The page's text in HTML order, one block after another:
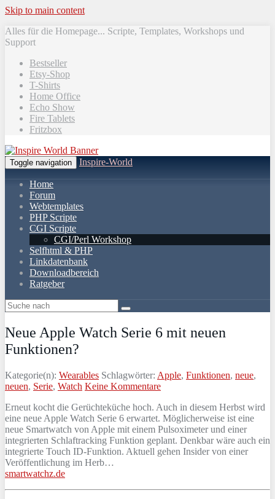
Skip to main content
Alles für die Homepage... Scripte, Templates, Workshops und
Support
Bestseller
Etsy-Shop
T-Shirts
Home Office
Echo Show
Fire Tablets
Fritzbox
Toggle navigation Inspire-World
Home
Forum
Webtemplates
PHP Scripte
CGI Scripte
CGI/Perl Workshop
Selfhtml & PHP
Linkdatenbank
Downloadbereich
Ratgeber
Neue Apple Watch Serie 6 mit neuen
Funktionen?
Kategorie(n): Wearables Schlagwörter: Apple, Funktionen, neue,
neuen, Serie, Watch Keine Kommentare
Erneut kocht die Gerüchteküche hoch. Auch in diesem Herbst wird
eine neue Apple Watch Serie 6 erwartet. Möglicherweise ist eine
neue Smartwatch von Apple mit einem Pulsoximeter und einer
integrierten Schlaftracking Funktion geplant. Denkbar wäre auch ein
integrierte Touch ID-Funktion. Aktuell gehen Insider von einer
Veröffentlichung im Herb…
smartwatchz.de